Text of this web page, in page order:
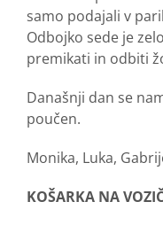
samo podajali v
Odbojko sede je
premikati in odbiti
Današnji dan se
poučen.
Monika, Luka,
KOŠARKA NA